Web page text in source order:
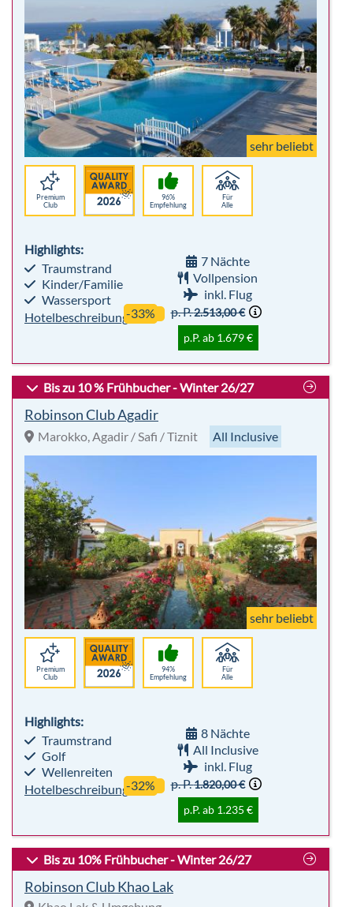
sehr beliebt
Premium
Club
96%
Empfehlung
Für
Alle
Highlights:
Traumstrand
Kinder/Familie
Wassersport
Hotelbeschreibung
7 Nächte
Vollpension
inkl. Flug
-33%
p. P.
2.513,00 €
p.P. ab 1.679 €
Bis zu 10 % Frühbucher - Winter 26/27
Robinson Club Agadir
Marokko, Agadir / Safi / Tiznit All Inclusive
Premium
Club
Empfehlung
Für
Alle
Highlights:
Traumstrand
Golf
Wellenreiten
Hotelbeschreibung
8 Nächte
All Inclusive
inkl. Flug
-32%
p. P.
1.820,00 €
p.P. ab 1.235 €
Bis zu 10% Frühbucher - Winter 26/27
Robinson Club Khao Lak
Khao Lak & Umgebung